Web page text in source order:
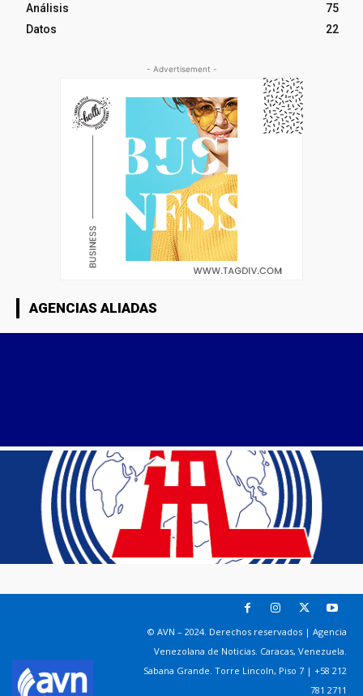
Análisis
75
Datos
22
- Advertisement -
AGENCIAS ALIADAS
© AVN – 2024. Derechos reservados | Agencia
Venezolana de Noticias. Caracas, Venezuela.
Sabana Grande. Torre Lincoln, Piso 7 | +58 212
781 2711